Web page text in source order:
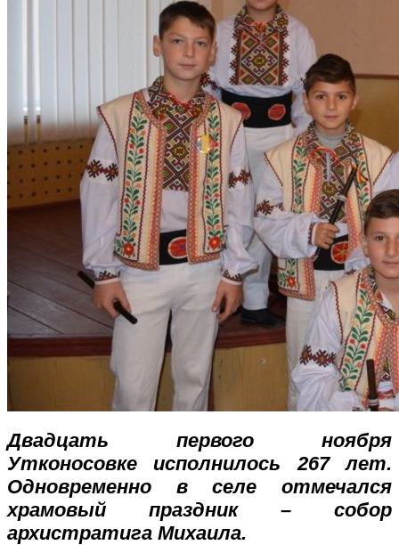
Двадцать первого ноября
Утконосовке исполнилось 267 лет.
Одновременно в селе отмечался
храмовый праздник – собор
архистратига Михаила.